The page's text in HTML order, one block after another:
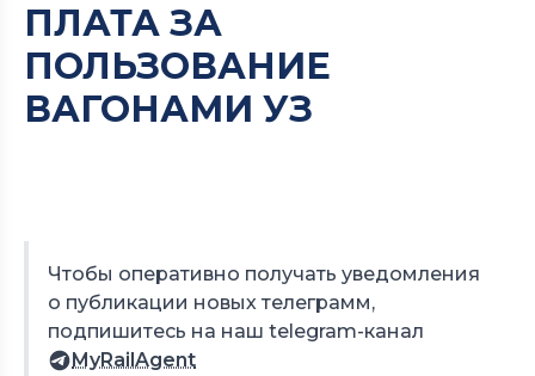
ПЛАТА ЗА
ПОЛЬЗОВАНИЕ
ВАГОНАМИ УЗ
Чтобы оперативно получать уведомления
о публикации новых телеграмм,
подпишитесь на наш telegram-канал
MyRailAgent